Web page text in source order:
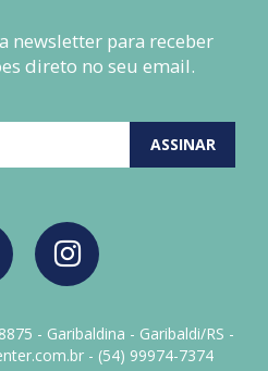
newsletter para receber
direto no seu email.
ASSINAR
- Garibaldina - Garibaldi/RS -
- (54) 99974-7374